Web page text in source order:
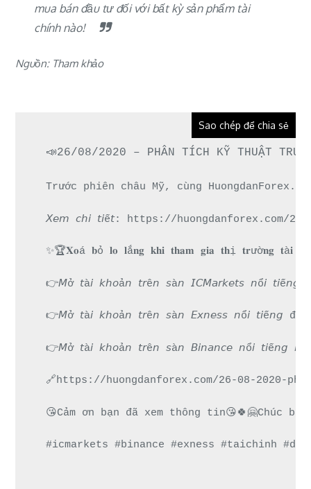
mua bán đầu tư đối với bất kỳ sản phẩm tài
chính nào!
Nguồn: Tham khảo
Sao chép để chia sẻ
📣26/08/2020 – PHÂN TÍCH KỸ THUẬT
Trước phiên châu Mỹ, cùng
𝘟𝘦𝘮 𝘤𝘩𝘪 𝘵𝘪ế𝘵: https://huongdanforex.com/
✨🏆𝐗𝐨á 𝐛ỏ 𝐥𝐨 𝐥ắ𝐧𝐠 𝐤𝐡𝐢 𝐭𝐡𝐚𝐦 𝐠𝐢𝐚 𝐭𝐡ị 𝐭𝐫ườ𝐧𝐠 𝐭à𝐢
👉𝘔ở 𝘵à𝘪 𝘬𝘩𝘰ả𝘯 𝘵𝘳ê𝘯 𝘴à𝘯 𝘐𝘊𝘔𝘢𝘳𝘬𝘦𝘵𝘴 𝘯ổ𝘪
👉𝘔ở 𝘵à𝘪 𝘬𝘩𝘰ả𝘯 𝘵𝘳ê𝘯 𝘴à𝘯 𝘌𝘹𝘯𝘦𝘴𝘴 𝘯ổ𝘪 𝘵𝘪ế𝘯𝘨
👉𝘔ở 𝘵à𝘪 𝘬𝘩𝘰ả𝘯 𝘵𝘳ê𝘯 𝘴à𝘯 𝘉𝘪𝘯𝘢𝘯𝘤𝘦 𝘯ổ𝘪
🔗https://huongdanforex.com/26-08-2020-
😘Cảm ơn bạn đã xem thông tin😘🍀🤗Chúc
#icmarkets #binance #exness #taichinh